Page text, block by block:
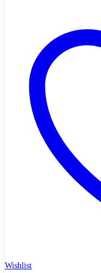
Wishlist